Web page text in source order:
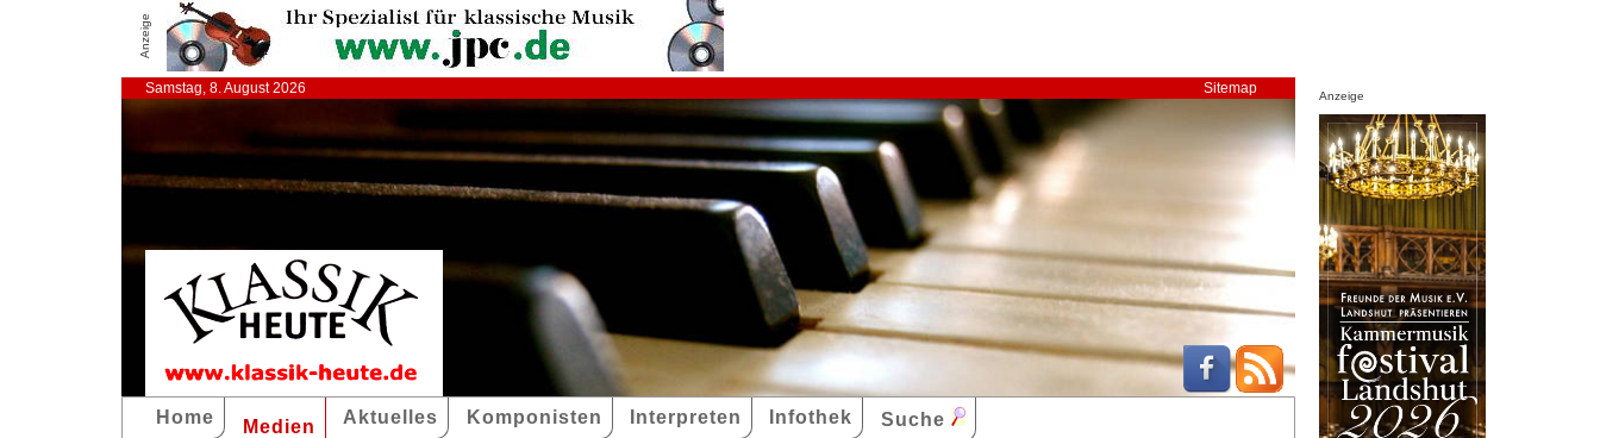
Anzeige
Samstag, 8. August 2026 Sitemap
Home Medien Aktuelles Komponisten Interpreten Infothek Suche
Anzeige